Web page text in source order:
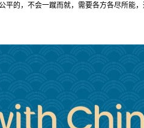
的，不会一蹴而就，需要各方各尽所能